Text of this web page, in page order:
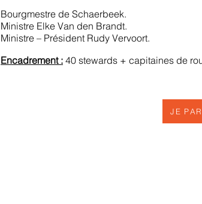
Bourgmestre de Schaerbeek.
Ministre Elke Van den Brandt.
Ministre – Président Rudy Vervoort.
Encadrement : 40 stewards + capitaines de
JE